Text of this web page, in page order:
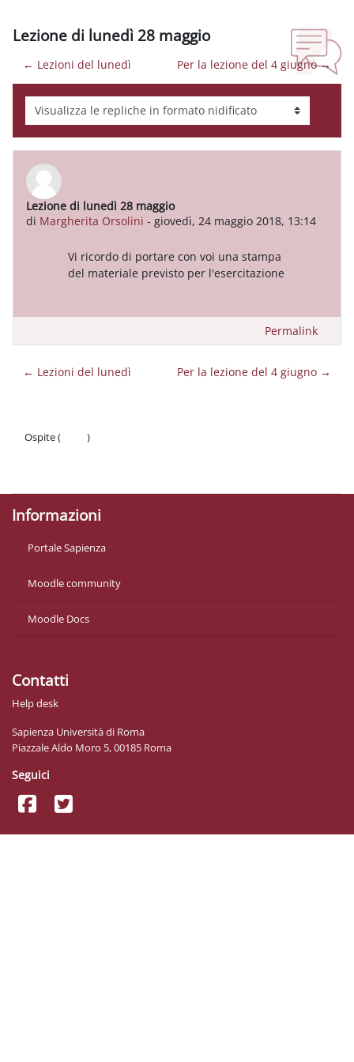
Lezione di lunedì 28 maggio
← Lezioni del lunedì Per la lezione del 4 giugno →
Modalità visualizzazione
Lezione di lunedì 28 maggio
di Margherita Orsolini - giovedì, 24 maggio 2018, 13:14
Numero di risposte: 0
Vi ricordo di portare con voi una stampa
del materiale previsto per l'esercitazione
Permalink
← Lezioni del lunedì Per la lezione del 4 giugno →
Ospite (
)
Informazioni
Portale Sapienza
Moodle community
Moodle Docs
Contatti
Help desk
Sapienza Università di Roma
Piazzale Aldo Moro 5, 00185 Roma
Seguici